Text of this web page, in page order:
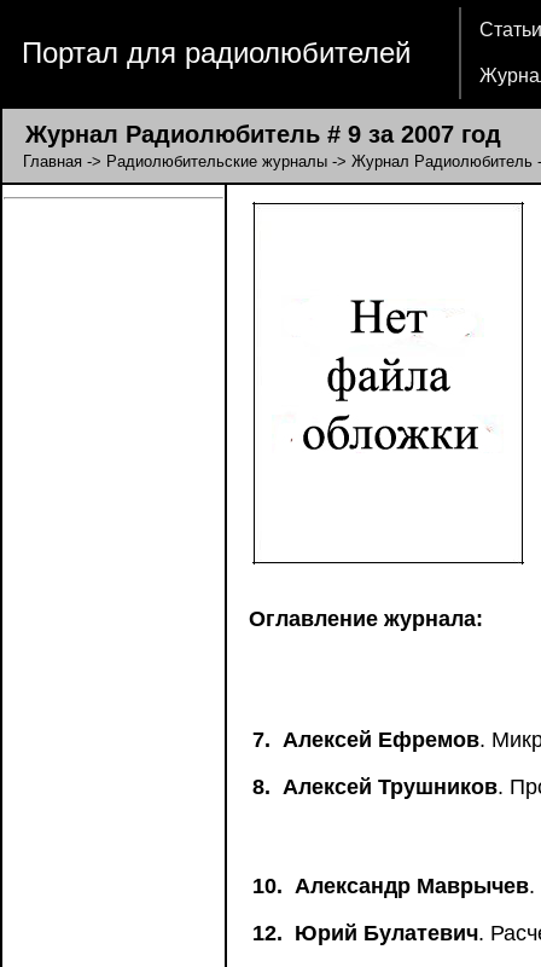
Портал для радиолюбителей
Статьи
Журнал Радиолюбитель # 9 за 2007 год
Главная -> Радиолюбительские журналы -> Журнал Радиолюбитель
Оглавление журнала:
7. Алексей Ефремов.
8. Алексей Трушников.
10. Александр Маврычев.
12. Юрий Булатевич.